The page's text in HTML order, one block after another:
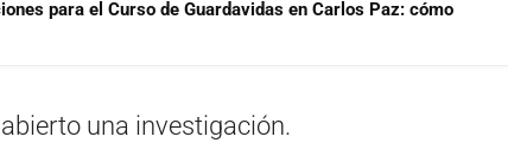
para el Curso de Guardavidas en Carlos Paz: cómo
una investigación.